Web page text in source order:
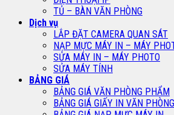
TỦ – BÀN VĂN PHÒNG
Dịch vụ
LẮP ĐẶT CAMERA QUAN SÁT
NẠP MỰC MÁY IN – MÁY
SỬA MÁY IN – MÁY PHOTO
SỬA MÁY TÍNH
BẢNG GIÁ
BẢNG GIÁ VĂN PHÒNG PHẨM
BẢNG GIÁ GIẤY IN VĂN PHÒNG